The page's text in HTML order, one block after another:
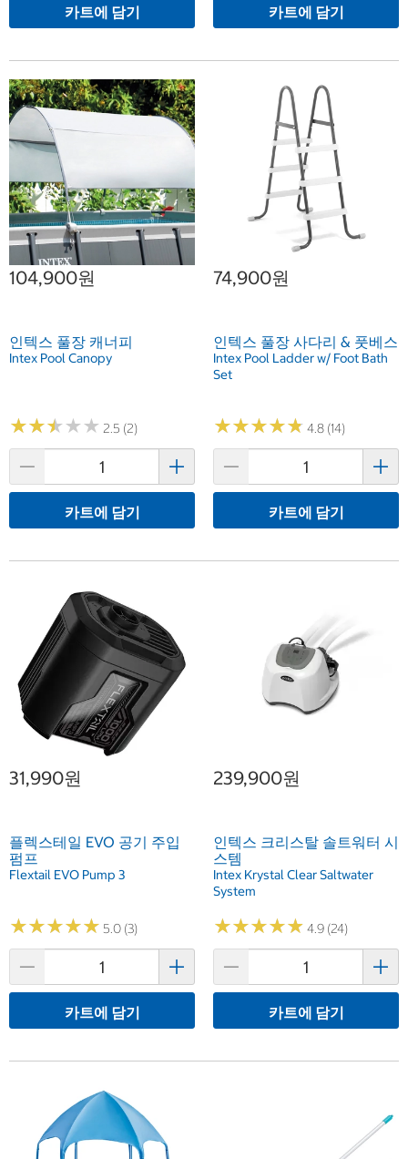
카트에 담기 카트에 담기
104,900원
인텍스 풀장 캐너피
Intex Pool Canopy
★★★★★
★★★★★ 2.5 (2)
카트에 담기
74,900원
인텍스 풀장 사다리 & 풋베스
Intex Pool Ladder w/ Foot Bath
Set
★★★★★
★★★★★ 4.8 (14)
카트에 담기
31,990원
플렉스테일 EVO 공기 주입
펌프
Flextail EVO Pump 3
★★★★★
★★★★★ 5.0 (3)
카트에 담기
239,900원
인텍스 크리스탈 솔트워터 시
스템
Intex Krystal Clear Saltwater
System
★★★★★
★★★★★ 4.9 (24)
카트에 담기